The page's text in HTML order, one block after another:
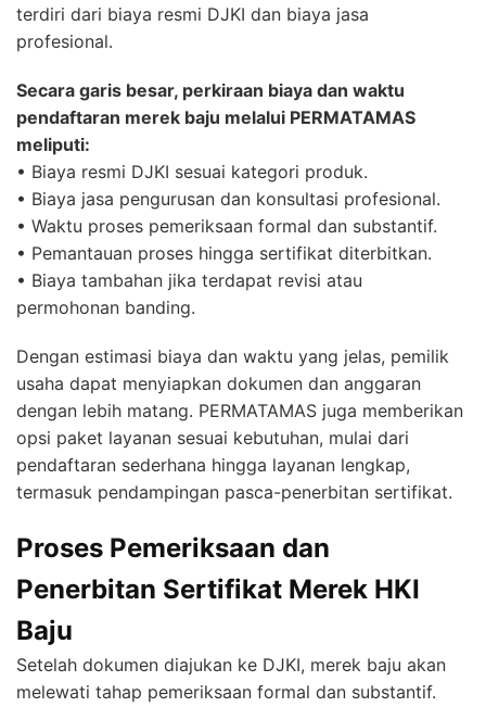
terdiri dari biaya resmi DJKI dan biaya jasa
profesional.
Secara garis besar, perkiraan biaya dan waktu
pendaftaran merek baju melalui PERMATAMAS
meliputi:
• Biaya resmi DJKI sesuai kategori produk.
• Biaya jasa pengurusan dan konsultasi profesional.
• Waktu proses pemeriksaan formal dan substantif.
• Pemantauan proses hingga sertifikat diterbitkan.
• Biaya tambahan jika terdapat revisi atau
permohonan banding.
Dengan estimasi biaya dan waktu yang jelas, pemilik
usaha dapat menyiapkan dokumen dan anggaran
dengan lebih matang. PERMATAMAS juga memberikan
opsi paket layanan sesuai kebutuhan, mulai dari
pendaftaran sederhana hingga layanan lengkap,
termasuk pendampingan pasca-penerbitan sertifikat.
Proses Pemeriksaan dan
Penerbitan Sertifikat Merek HKI
Baju
Setelah dokumen diajukan ke DJKI, merek baju akan
melewati tahap pemeriksaan formal dan substantif.